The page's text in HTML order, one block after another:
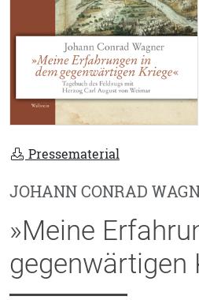
Pressematerial
JOHANN CONRAD
»Meine
gegenwärtigen